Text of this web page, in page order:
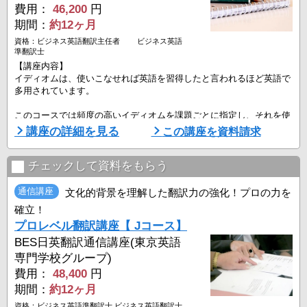
費用： 46,200 円
期間： 約12ヶ月
資格：ビジネス英語翻訳主任者 ビジネス英語
準翻訳士
【講座内容】
イディオムは、使いこなせれば英語を習得したと言われるほど英語で
多用されています。
このコースでは頻度の高いイディオムを課題ごとに指定し、それを使
って英文を完成します。
イディオムの入る翻訳は、その前後の言葉の選択の有無も限定される
ので語彙力や構文力の強化にもなります。
実務英語で使えるイディオムを選び、構文の中でじっくりと訳文を鍛
錬します。
使える英語感覚を養うのに適したコースです
【特長】
課題・添削数が多いことで、存分に自分の翻訳力を知ることがでま
す。
ネイティブとプロ ...
講座の詳細を見る この講座を資料請求
チェックして資料をもらう
通信講座
文化的背景を理解した翻訳力の強化！プロの力を
確立！
プロレベル翻訳講座【 Jコース】
BES日英翻訳通信講座(東京英語
専門学校グループ)
費用：
48,400 円
期間： 約12ヶ月